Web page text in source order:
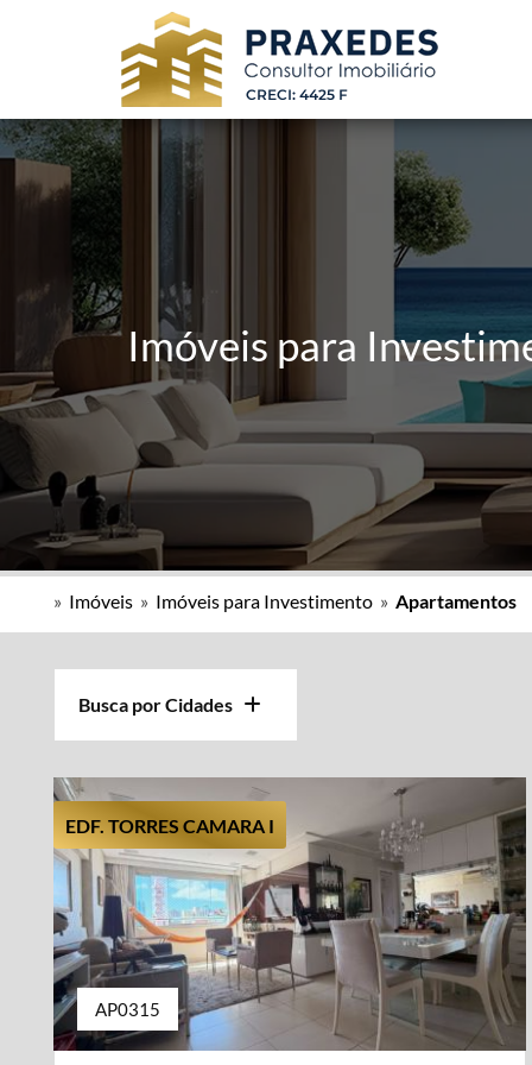
Imóveis para
» Imóveis » Imóveis para Investimento » Apartamentos
Busca por Cidades
EDF. TORRES CAMARA I
AP0315